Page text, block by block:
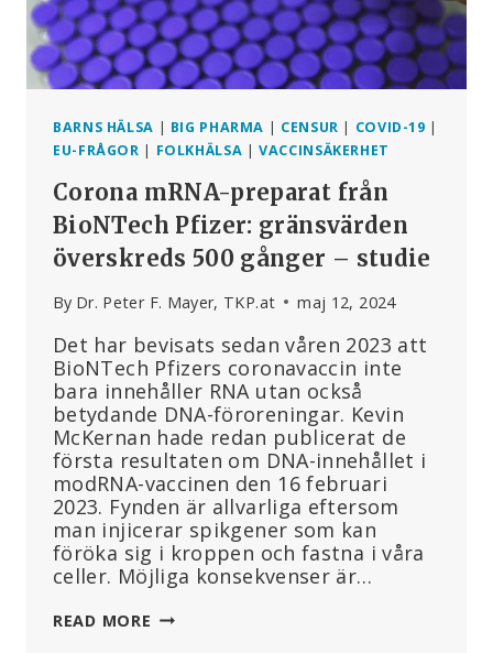
BARNS HÄLSA | BIG PHARMA | CENSUR | COVID-19 |
EU-FRÅGOR | FOLKHÄLSA |VACCINSÄKERHET
Corona mRNA-preparat från
BioNTech Pfizer: gränsvärden
överskreds 500 gånger – studie
By Dr. Peter F. Mayer, TKP.at maj 12, 2024
Det har bevisats sedan våren 2023 att
BioNTech Pfizers coronavaccin inte
bara innehåller RNA utan också
betydande DNA-föroreningar. Kevin
McKernan hade redan publicerat de
första resultaten om DNA-innehållet i
modRNA-vaccinen den 16 februari
2023. Fynden är allvarliga eftersom
man injicerar spikgener som kan
föröka sig i kroppen och fastna i våra
celler. Möjliga konsekvenser är…
READ MORE CORONA